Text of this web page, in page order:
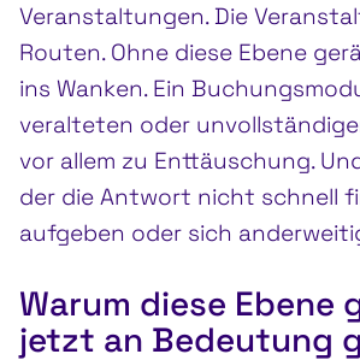
Veranstaltungen. Die
Routen. Ohne diese Ebene
ins Wanken. Ein
veralteten oder
vor allem zu Enttäuschung.
der die Antwort nicht schnell
aufgeben oder sich
Warum diese Ebene
jetzt an Bedeutung